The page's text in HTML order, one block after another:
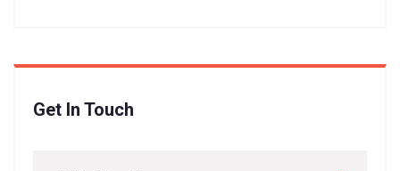
Get In Touch